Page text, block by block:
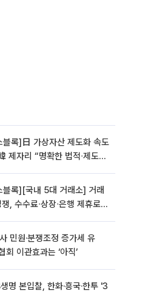
블록]日 가상자산 제도화 속도
제자리 “명확한 법적∙제도적
블록][국내 5대 거래소] 거래
, 수수료∙상장∙은행 제휴로
민원·분쟁조정 증가세 유
회 이관효과는 ‘아직’
명 본입찰, 한화·흥국·한투 '3